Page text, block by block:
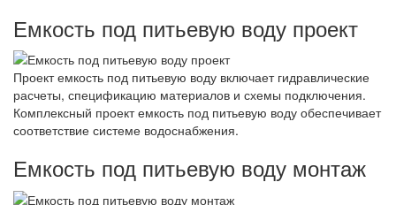
Емкость под питьевую воду проект
Проект емкость под питьевую воду включает гидравлические
расчеты, спецификацию материалов и схемы подключения.
Комплексный проект емкость под питьевую воду обеспечивает
соответствие системе водоснабжения.
Емкость под питьевую воду монтаж